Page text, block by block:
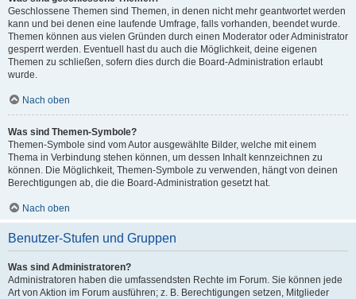
Geschlossene Themen sind Themen, in denen nicht mehr geantwortet werden
kann und bei denen eine laufende Umfrage, falls vorhanden, beendet wurde.
Themen können aus vielen Gründen durch einen Moderator oder Administrator
gesperrt werden. Eventuell hast du auch die Möglichkeit, deine eigenen
Themen zu schließen, sofern dies durch die Board-Administration erlaubt
wurde.
Nach oben
Was sind Themen-Symbole?
Themen-Symbole sind vom Autor ausgewählte Bilder, welche mit einem
Thema in Verbindung stehen können, um dessen Inhalt kennzeichnen zu
können. Die Möglichkeit, Themen-Symbole zu verwenden, hängt von deinen
Berechtigungen ab, die die Board-Administration gesetzt hat.
Nach oben
Benutzer-Stufen und Gruppen
Was sind Administratoren?
Administratoren haben die umfassendsten Rechte im Forum. Sie können jede
Art von Aktion im Forum ausführen; z. B. Berechtigungen setzen, Mitglieder